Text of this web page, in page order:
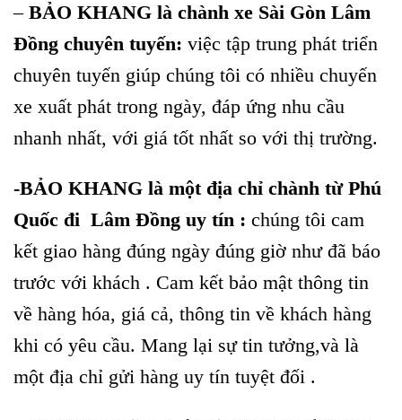
– BẢO KHANG là chành xe Sài Gòn Lâm
Đồng chuyên tuyến: việc tập trung phát triển
chuyên tuyến giúp chúng tôi có nhiều chuyến
xe xuất phát trong ngày, đáp ứng nhu cầu
nhanh nhất, với giá tốt nhất so với thị trường.
-BẢO KHANG là một địa chỉ chành từ Phú
Quốc đi Lâm Đồng uy tín : chúng tôi cam
kết giao hàng đúng ngày đúng giờ như đã báo
trước với khách . Cam kết bảo mật thông tin
về hàng hóa, giá cả, thông tin về khách hàng
khi có yêu cầu. Mang lại sự tin tưởng,và là
một địa chỉ gửi hàng uy tín tuyệt đối .